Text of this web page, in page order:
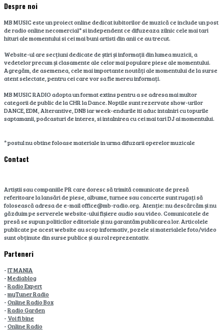
Despre noi
MB MUSIC este un proiect online dedicat iubitorilor de muzică ce include un post
de radio online necomercial* si independent ce difuzeaza zilnic cele mai tari
hituri ale momentului si cei mai buni artisti din anii ce au trecut.
Website-ul are secțiuni dedicate de știri și informații din lumea muzicii, a
vedetelor precum și clasamente ale celor mai populare piese ale momentului.
Agregăm, de asemenea, cele mai importante noutăți ale momentului de la surse
atent selectate, pentru cei care vor sa fie mereu informați.
MB MUSIC RADIO adopta un format extins pentru a se adresa mai multor
categorii de public de la CHR la Dance. Noptile sunt rezervate show-urilor
DANCE, EDM, Alterantive, DNB iar week-endurile iti aduc intalniri cu topurile
saptamanii, podcasturi de interes, si intalnirea cu cei mai tari DJ ai momentului.
* postul nu obtine foloase materiale in urma difuzarii operelor muzicale
Contact
Artiștii sau companiile PR care doresc să trimită comunicate de presă
referitoare la lansări de piese, albume, turnee sau concerte sunt rugați să
folosească adresa de e-mail office@mb-radio.org. Atenție: nu descărcăm și nu
găzduim pe serverele website-ului fișiere audio sau video. Comunicatele de
presă se supun politicilor editoriale și nu garantăm publicarea lor. Articolele
publicate pe acest website au scop informativ, pozele si materialele foto/video
sunt obținute din surse publice și au rol reprezentativ.
Parteneri
-IT MANIA
-Mediablog
-Radio Expert
-myTuner Radio
-Online Radio Box
-Radio Garden
- Voi fi bine
-Online Radio